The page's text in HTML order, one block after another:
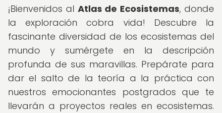
¡Bienvenidos al Atlas de Ecosistemas, donde
la exploración cobra vida! Descubre la
fascinante diversidad de los ecosistemas del
mundo y sumérgete en la descripción
profunda de sus maravillas. Prepárate para
dar el salto de la teoría a la práctica con
nuestros emocionantes postgrados que te
llevarán a proyectos reales en ecosistemas.